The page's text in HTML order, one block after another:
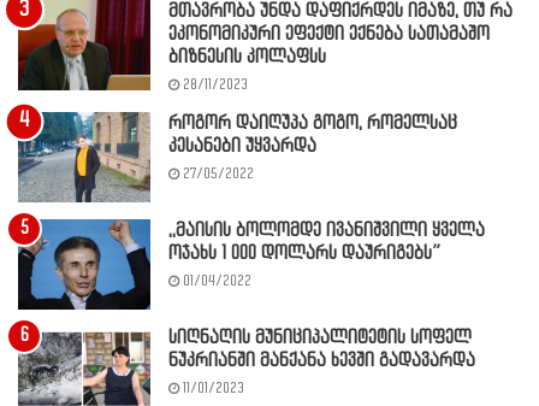
მთავრობა უნდა დაფიქრდეს იმაზე, თუ რა
ეკონომიკური ეფექტი ექნება სათამაშო
ბიზნესის კოლაფსს
28/11/2023
როგორ დაიღუპა გოგო, რომელსაც
კესანები უყვარდა
27/05/2022
,,მაისის ბოლომდე ივანიშვილი ყველა
ოჯახს 1 000 დოლარს დაურიგებს”
01/04/2022
სიღნაღის მუნიციპალიტეტის სოფელ
ნუკრიანში მანქანა ხევში გადავარდა
11/01/2023